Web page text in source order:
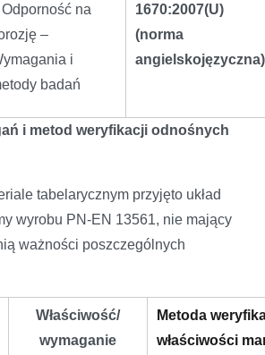
na
–
i
badań
1670:2007(U)
(norma
angielskojęzyczna)
i metod weryfikacji odnośnych
tabelarycznym przyjęto układ
wyrobu PN-EN 13561, nie mający
ważności poszczególnych
Właściwość/
wymaganie
Metoda
właściwości